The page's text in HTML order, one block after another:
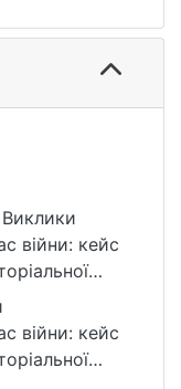
війни: кейс
Київський
Тараса
282
війни: кейс